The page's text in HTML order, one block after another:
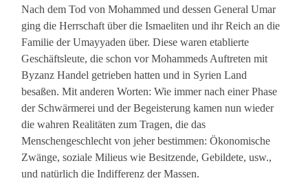
Nach dem Tod von Mohammed und dessen General Umar
ging die Herrschaft über die Ismaeliten und ihr Reich an die
Familie der Umayyaden über. Diese waren etablierte
Geschäftsleute, die schon vor Mohammeds Auftreten mit
Byzanz Handel getrieben hatten und in Syrien Land
besaßen. Mit anderen Worten: Wie immer nach einer Phase
der Schwärmerei und der Begeisterung kamen nun wieder
die wahren Realitäten zum Tragen, die das
Menschengeschlecht von jeher bestimmen: Ökonomische
Zwänge, soziale Milieus wie Besitzende, Gebildete, usw.,
und natürlich die Indifferenz der Massen.